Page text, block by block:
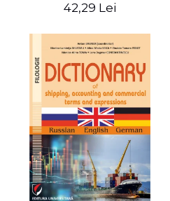
42,29 Lei